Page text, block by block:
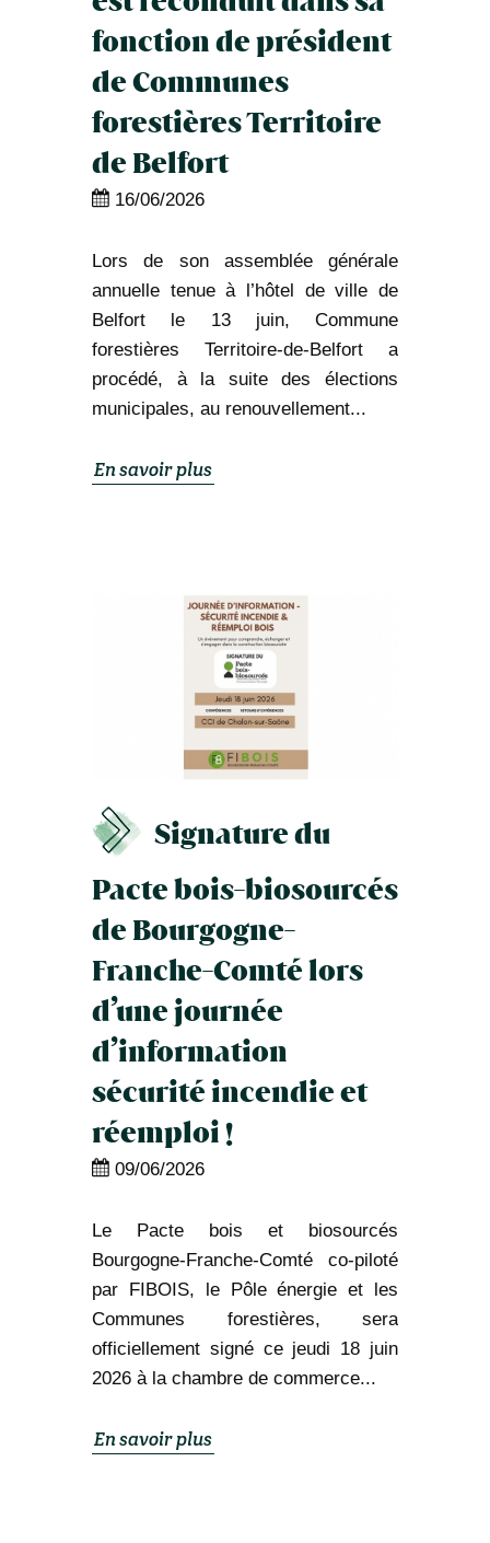
fonction de président
de Communes
forestières Territoire
de Belfort
16/06/2026
Lors de son assemblée générale
annuelle tenue à l’hôtel de ville de
Belfort le 13 juin, Commune
forestières Territoire-de-Belfort a
procédé, à la suite des élections
municipales, au renouvellement...
En savoir plus
Signature du
Pacte bois-biosourcés
de Bourgogne-
Franche-Comté lors
d’une journée
d’information
sécurité incendie et
réemploi !
09/06/2026
Le Pacte bois et biosourcés
Bourgogne-Franche-Comté co-piloté
par FIBOIS, le Pôle énergie et les
Communes forestières, sera
officiellement signé ce jeudi 18 juin
2026 à la chambre de commerce...
En savoir plus